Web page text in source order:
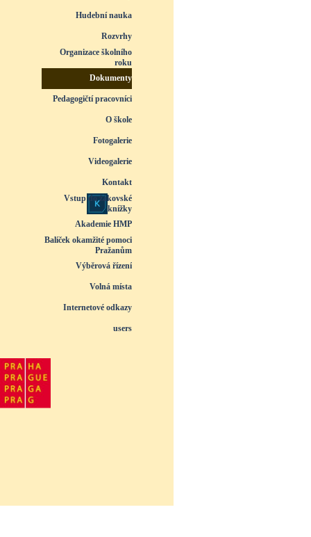
Hudební nauka
Rozvrhy
Organizace školního
roku
Dokumenty
Pedagogičtí pracovníci
O škole
Fotogalerie
Videogalerie
Kontakt
Vstup do žákovské
knížky
Akademie HMP
Balíček okamžité pomoci
Pražanům
Výběrová řízení
Volná místa
Internetové odkazy
users